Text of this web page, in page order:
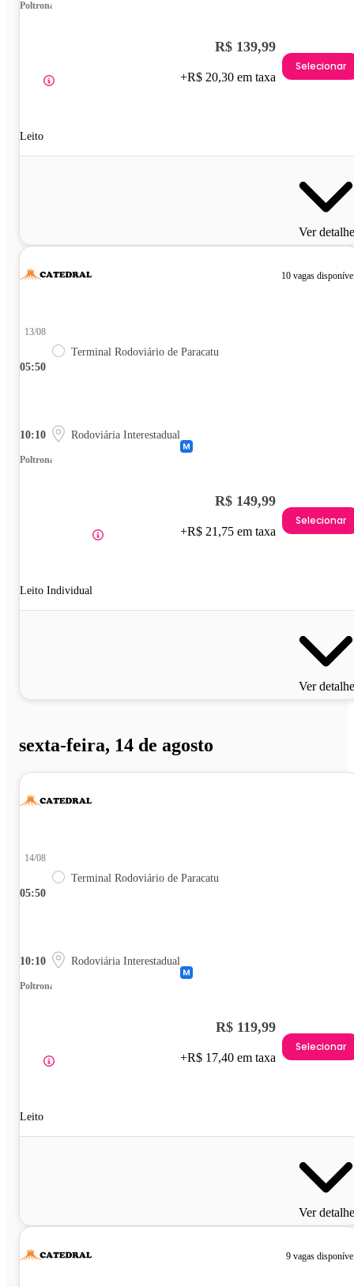
Poltrona
Leito
R$ 139,99
+R$ 20,30 em taxa
Selecionar
Ver
10 vagas
05:50
13/08
Terminal Rodoviário de Paracatu
10:10 Rodoviária Interestadual
Poltrona
Leito Individual
R$ 149,99
+R$ 21,75 em taxa
Selecionar
Ver
sexta-feira, 14 de agosto
05:50
14/08
Terminal Rodoviário de Paracatu
10:10 Rodoviária Interestadual
Poltrona
Leito
R$ 119,99
+R$ 17,40 em taxa
Selecionar
Ver
9 vagas